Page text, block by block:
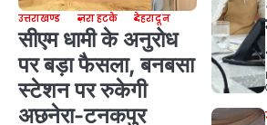
उत्तराखण्ड ज़रा हटके देहरादून
सीएम धामी के अनुरोध
पर बड़ा फैसला, बनबसा
स्टेशन पर रुकेगी
अछनेरा-टनकपुर